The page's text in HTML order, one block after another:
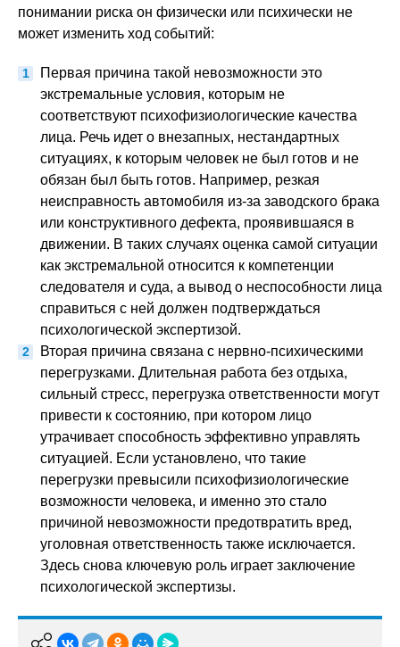
понимании риска он физически или психически не
может изменить ход событий:
Первая причина такой невозможности это
экстремальные условия, которым не
соответствуют психофизиологические качества
лица. Речь идет о внезапных, нестандартных
ситуациях, к которым человек не был готов и не
обязан был быть готов. Например, резкая
неисправность автомобиля из-за заводского брака
или конструктивного дефекта, проявившаяся в
движении. В таких случаях оценка самой ситуации
как экстремальной относится к компетенции
следователя и суда, а вывод о неспособности лица
справиться с ней должен подтверждаться
психологической экспертизой.
Вторая причина связана с нервно-психическими
перегрузками. Длительная работа без отдыха,
сильный стресс, перегрузка ответственности могут
привести к состоянию, при котором лицо
утрачивает способность эффективно управлять
ситуацией. Если установлено, что такие
перегрузки превысили психофизиологические
возможности человека, и именно это стало
причиной невозможности предотвратить вред,
уголовная ответственность также исключается.
Здесь снова ключевую роль играет заключение
психологической экспертизы.